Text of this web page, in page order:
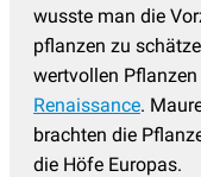
wusste man die
pflanzen zu
wertvollen
Renaissance.
brachten die
die Höfe Europas.